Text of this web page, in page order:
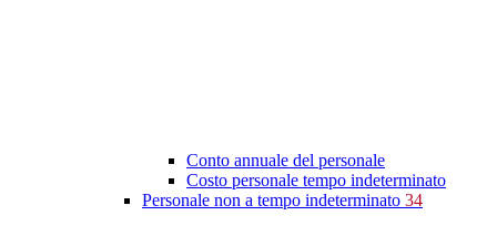
Conto annuale del personale
Costo personale tempo indeterminato
Personale non a tempo indeterminato 34